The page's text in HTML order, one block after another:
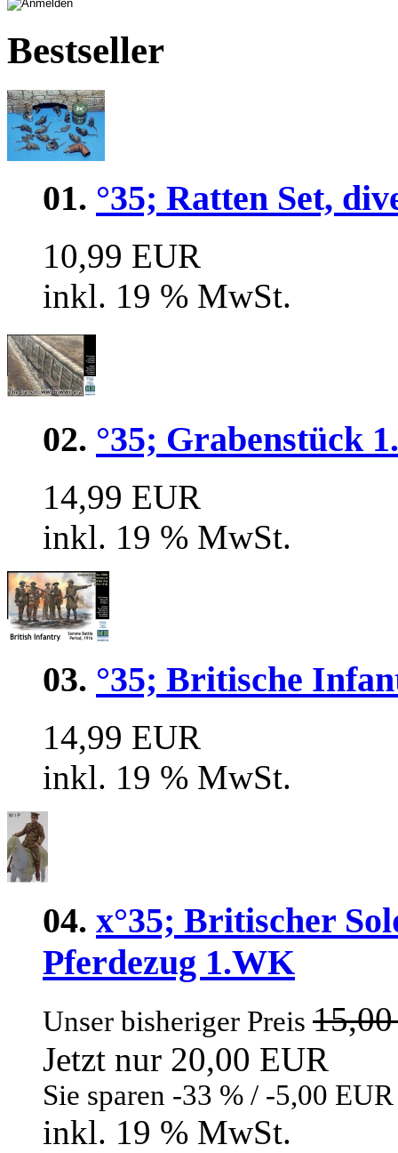
Bestseller
01. °35; Ratten Set,
10,99 EUR
inkl. 19 % MwSt.
02. °35; Grabenstück
14,99 EUR
inkl. 19 % MwSt.
03. °35; Britische
14,99 EUR
inkl. 19 % MwSt.
04. x°35; Britischer
Pferdezug 1.WK
Unser bisheriger Preis
Jetzt nur 20,00 EUR
Sie sparen -33 % / -5,00 EUR
inkl. 19 % MwSt.